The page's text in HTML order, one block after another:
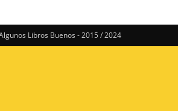
Libros Buenos - 2015 / 2024